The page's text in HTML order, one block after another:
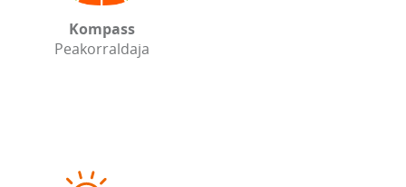
Kompass
Peakorraldaja